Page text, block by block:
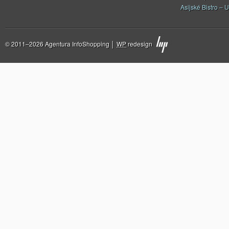
Asijské Bistro –
© 2011–2026 Agentura InfoShopping │ WPredesign